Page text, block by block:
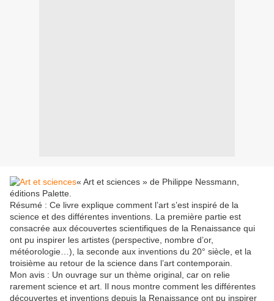
« Art et sciences » de Philippe Nessmann,
éditions Palette.
Résumé : Ce livre explique comment l’art s’est inspiré de la
science et des différentes inventions. La première partie est
consacrée aux découvertes scientifiques de la Renaissance qui
ont pu inspirer les artistes (perspective, nombre d’or,
météorologie…), la seconde aux inventions du 20° siècle, et la
troisième au retour de la science dans l’art contemporain.
Mon avis : Un ouvrage sur un thème original, car on relie
rarement science et art. Il nous montre comment les différentes
découvertes et inventions depuis la Renaissance ont pu inspirer